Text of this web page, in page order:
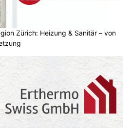
Zürich: Heizung & Sanitär – von